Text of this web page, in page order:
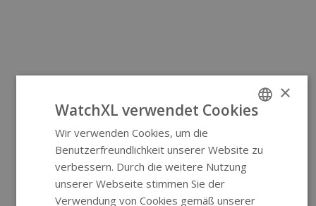
GERMAN
×
WatchXL verwendet Cookies
Wir verwenden Cookies, um die
Benutzerfreundlichkeit unserer Website zu
verbessern. Durch die weitere Nutzung
unserer Webseite stimmen Sie der
Verwendung von Cookies gemäß unserer